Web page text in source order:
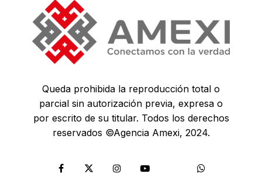
Queda prohibida la reproducción total o
parcial sin autorización previa, expresa o
por escrito de su titular. Todos los derechos
reservados ©Agencia Amexi, 2024.